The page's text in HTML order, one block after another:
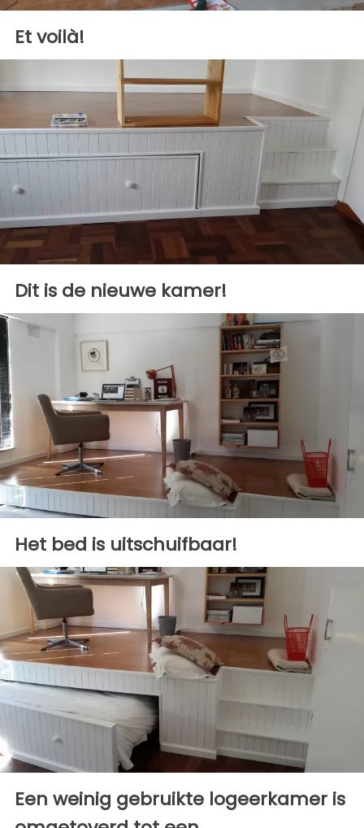
Et voilà!
Dit is de nieuwe kamer!
Het bed is uitschuifbaar!
Een weinig gebruikte logeerkamer is